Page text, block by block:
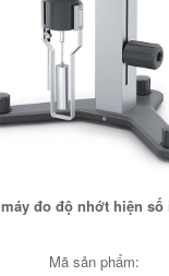
máy đo độ nhớt hiện số
Mã sản phẩm: